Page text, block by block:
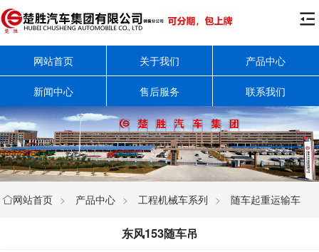

网站首页 关于我们 产品中心
新闻中心 售后服务 联系我们
网站首页 > 产品中心 > 工程机械车系列 > 随车起重运输车
东风153随车吊